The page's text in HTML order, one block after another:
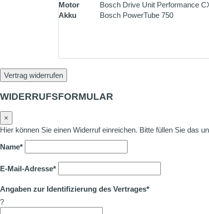
Motor
Bosch Drive Unit Performance
Akku
Bosch PowerTube 750
Vertrag widerrufen
WIDERRUFSFORMULAR
×
Hier können Sie einen Widerruf einreichen. Bitte füllen Sie das
Name*
E-Mail-Adresse*
Angaben zur Identifizierung des Vertrages*
?